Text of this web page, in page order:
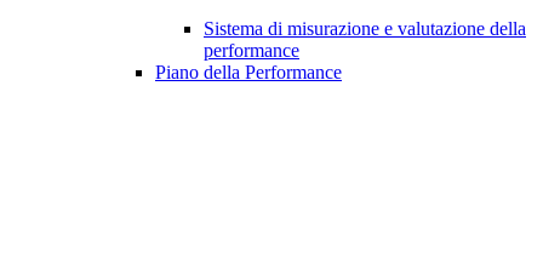
Sistema di misurazione e valutazione della
performance
Piano della Performance